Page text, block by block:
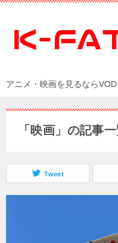
アニメ・映画を見るならVOD
「映画」の記事
Tweet